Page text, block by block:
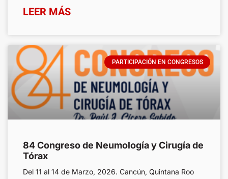
LEER MÁS
PARTICIPACIÓN EN CONGRESOS
84 Congreso de Neumología y Cirugía de
Tórax
Del 11 al 14 de Marzo, 2026. Cancún, Quintana Roo